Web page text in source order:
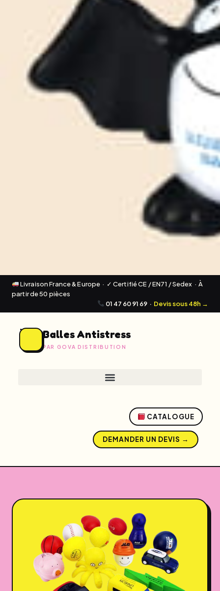
Livraison France & Europe · ✓ Certifié CE / EN71 / Sedex · À
partir de 50 pièces
01 47 60 91 69 · Devis sous 48h →
Balles Antistress
PAR GOVA DISTRIBUTION
CATALOGUE
DEMANDER UN DEVIS →